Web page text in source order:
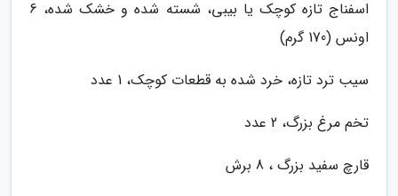
اسفناج تازه کوچک یا بیبی، شسته شده و خشک شده، 6
اونس (170 گرم)
سیب ترد تازه، خرد شده به قطعات کوچک، 1 عدد
تخم مرغ بزرگ، 2 عدد
قارچ سفید بزرگ ، 8 برش